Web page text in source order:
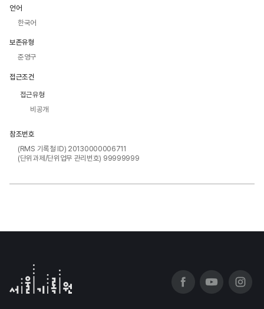
언어
한국어
보존유형
준영구
접근조건
접근유형
비공개
참조번호
(RMS 기록철 ID) 20130000006711
(단위과제/단위업무 관리번호) 99999999